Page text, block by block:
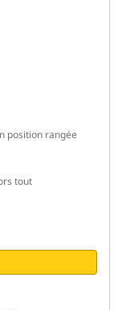
position rangée
tout